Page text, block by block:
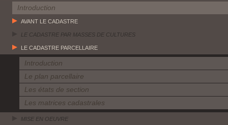
Introduction
AVANT LE CADASTRE
LE CADASTRE PAR MASSES DE CULTURES
LE CADASTRE PARCELLAIRE
Introduction
Le plan parcellaire
Les états de section
Les matrices cadastrales
MISE EN OEUVRE